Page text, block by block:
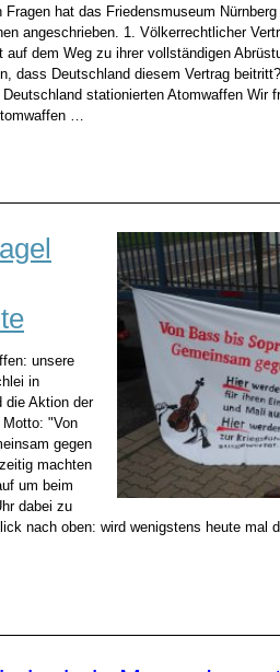
Fragen hat das Friedensmuseum
angeschrieben. 1. Völkerrechtlicher
dem Weg zu ihrer vollständigen
dass Deutschland diesem Vertrag
Deutschland stationierten Atomwaffen Wir
…
unsere
in
die Aktion der
Motto: "Von
gegen
machten
um beim
dabei zu
nach oben: wird wenigstens heute mal